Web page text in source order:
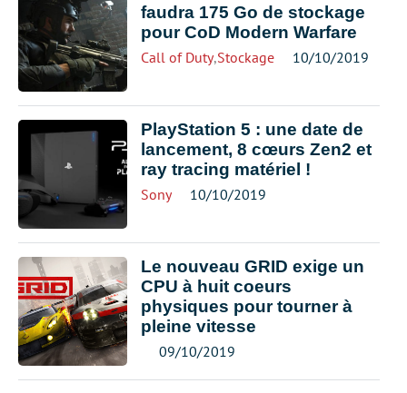
faudra 175 Go de stockage
pour CoD Modern Warfare
Call of Duty,Stockage 10/10/2019
PlayStation 5 : une date de
lancement, 8 cœurs Zen2 et
ray tracing matériel !
Sony 10/10/2019
Le nouveau GRID exige un
CPU à huit coeurs
physiques pour tourner à
pleine vitesse
09/10/2019